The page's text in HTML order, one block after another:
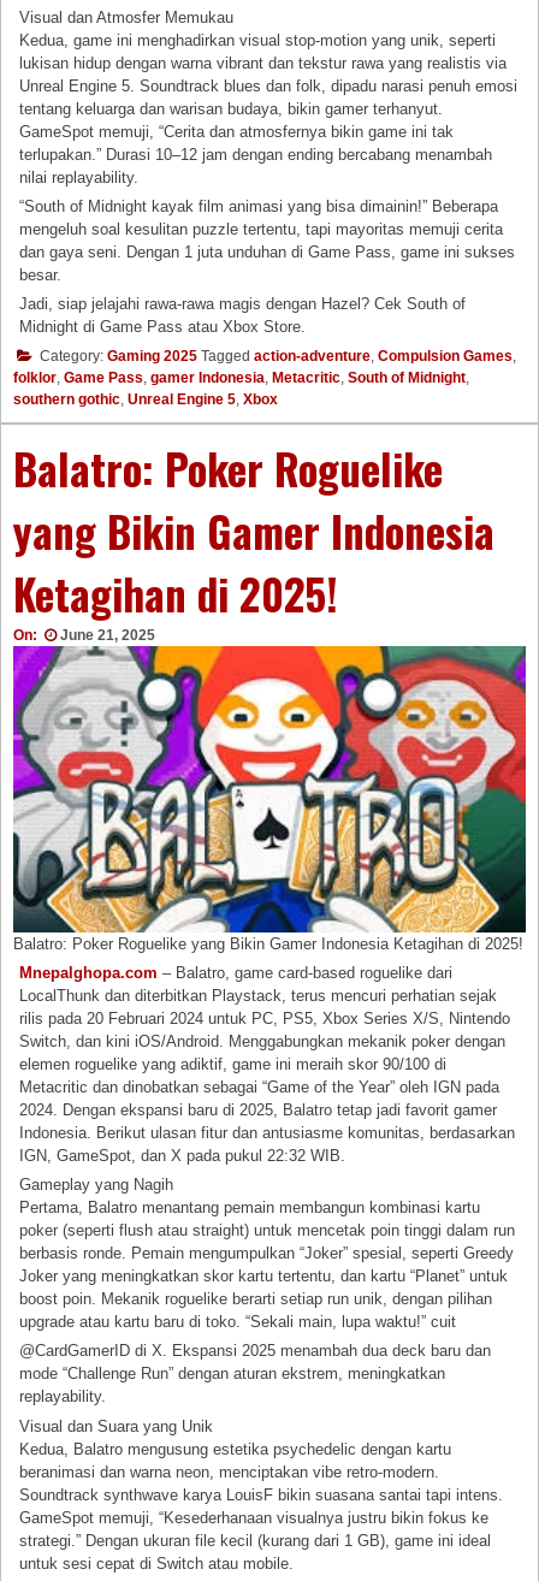
Visual dan Atmosfer Memukau
Kedua, game ini menghadirkan visual stop-motion yang unik, seperti
lukisan hidup dengan warna vibrant dan tekstur rawa yang realistis via
Unreal Engine 5. Soundtrack blues dan folk, dipadu narasi penuh emosi
tentang keluarga dan warisan budaya, bikin gamer terhanyut.
GameSpot memuji, “Cerita dan atmosfernya bikin game ini tak
terlupakan.” Durasi 10–12 jam dengan ending bercabang menambah
nilai replayability.
“South of Midnight kayak film animasi yang bisa dimainin!” Beberapa
mengeluh soal kesulitan puzzle tertentu, tapi mayoritas memuji cerita
dan gaya seni. Dengan 1 juta unduhan di Game Pass, game ini sukses
besar.
Jadi, siap jelajahi rawa-rawa magis dengan Hazel? Cek South of
Midnight di Game Pass atau Xbox Store.
Category: Gaming 2025 Tagged action-adventure Compulsion Games
folklor Game Pass gamer Indonesia Metacritic South of Midnight
southern gothic Unreal Engine 5 Xbox
Balatro: Poker Roguelike
yang Bikin Gamer Indonesia
Ketagihan di 2025!
On: June 21, 2025
Balatro: Poker Roguelike yang Bikin Gamer Indonesia Ketagihan di 2025!
Mnepalghopa.com – Balatro, game card-based roguelike dari
LocalThunk dan diterbitkan Playstack, terus mencuri perhatian sejak
rilis pada 20 Februari 2024 untuk PC, PS5, Xbox Series X/S, Nintendo
Switch, dan kini iOS/Android. Menggabungkan mekanik poker dengan
elemen roguelike yang adiktif, game ini meraih skor 90/100 di
Metacritic dan dinobatkan sebagai “Game of the Year” oleh IGN pada
2024. Dengan ekspansi baru di 2025, Balatro tetap jadi favorit gamer
Indonesia. Berikut ulasan fitur dan antusiasme komunitas, berdasarkan
IGN, GameSpot, dan X pada pukul 22:32 WIB.
Gameplay yang Nagih
Pertama, Balatro menantang pemain membangun kombinasi kartu
poker (seperti flush atau straight) untuk mencetak poin tinggi dalam run
berbasis ronde. Pemain mengumpulkan “Joker” spesial, seperti Greedy
Joker yang meningkatkan skor kartu tertentu, dan kartu “Planet” untuk
boost poin. Mekanik roguelike berarti setiap run unik, dengan pilihan
upgrade atau kartu baru di toko. “Sekali main, lupa waktu!” cuit
@CardGamerID di X. Ekspansi 2025 menambah dua deck baru dan
mode “Challenge Run” dengan aturan ekstrem, meningkatkan
replayability.
Visual dan Suara yang Unik
Kedua, Balatro mengusung estetika psychedelic dengan kartu
beranimasi dan warna neon, menciptakan vibe retro-modern.
Soundtrack synthwave karya LouisF bikin suasana santai tapi intens.
GameSpot memuji, “Kesederhanaan visualnya justru bikin fokus ke
strategi.” Dengan ukuran file kecil (kurang dari 1 GB), game ini ideal
untuk sesi cepat di Switch atau mobile.